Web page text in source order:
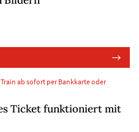
ab sofort per Bankkarte oder
Ticket funktioniert mit